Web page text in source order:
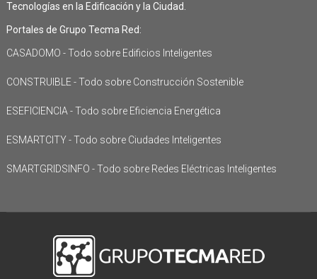
Tecnologías en la Edificación y la Ciudad.
Portales de Grupo Tecma Red:
CASADOMO - Todo sobre Edificios Inteligentes
CONSTRUIBLE - Todo sobre Construcción Sostenible
ESEFICIENCIA - Todo sobre Eficiencia Energética
ESMARTCITY - Todo sobre Ciudades Inteligentes
SMARTGRIDSINFO - Todo sobre Redes Eléctricas Inteligentes